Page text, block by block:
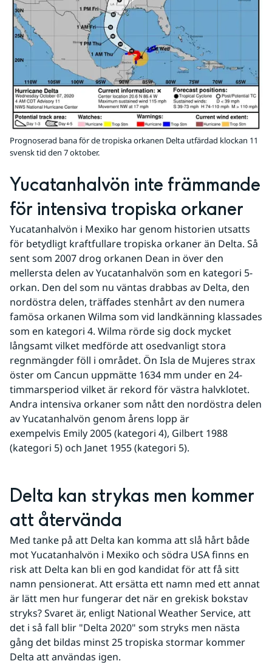
Prognoserad bana för de tropiska orkanen Delta utfärdad klockan 11
svensk tid den 7 oktober.
Yucatanhalvön inte främmande
för intensiva tropiska orkaner
Yucatanhalvön i Mexiko har genom historien utsatts
för betydligt kraftfullare tropiska orkaner än Delta. Så
sent som 2007 drog orkanen Dean in över den
mellersta delen av Yucatanhalvön som en kategori 5-
orkan. Den del som nu väntas drabbas av Delta, den
nordöstra delen, träffades stenhårt av den numera
famösa orkanen Wilma som vid landkänning klassades
som en kategori 4. Wilma rörde sig dock mycket
långsamt vilket medförde att osedvanligt stora
regnmängder föll i området. Ön Isla de Mujeres strax
öster om Cancun uppmätte 1634 mm under en 24-
timmarsperiod vilket är rekord för västra halvklotet.
Andra intensiva orkaner som nått den nordöstra delen
av Yucatanhalvön genom årens lopp är
exempelvis Emily 2005 (kategori 4), Gilbert 1988
(kategori 5) och Janet 1955 (kategori 5).
Delta kan strykas men kommer
att återvända
Med tanke på att Delta kan komma att slå hårt både
mot Yucatanhalvön i Mexiko och södra USA finns en
risk att Delta kan bli en god kandidat för att få sitt
namn pensionerat. Att ersätta ett namn med ett annat
är lätt men hur fungerar det när en grekisk bokstav
stryks? Svaret är, enligt National Weather Service, att
det i så fall blir "Delta 2020" som stryks men nästa
gång det bildas minst 25 tropiska stormar kommer
Delta att användas igen.